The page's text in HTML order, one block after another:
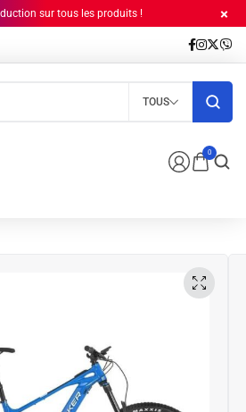
sur tous les produits !
0
TOUS